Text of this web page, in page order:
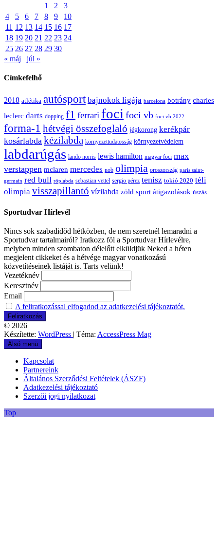
1 2
3
4
5 6 7 8 9
10
11 12 13 14 15 16 17
18 19 20 21 22 23 24
25 26 27 28 29 30
« máj
júl »
Címkefelhő
2018 atlétika autósport bajnokok ligája barcelona botrány charles
leclerc darts dopping f1 ferrari foci foci vb foci vb 2022
forma-1 hétvégi összefoglaló jégkorong kerékpár
kosárlabda kézilabda környezettudatosság környezetvédelem
labdarúgás lando norris lewis hamilton magyar foci max
verstappen mclaren mercedes nob olimpia oroszország paris saint-
germain red bull röplabda sebastian vettel sergio pérez tenisz tokió 2020 téli
olimpia visszapillantó vízilabda zöld sport átigazolások úszás
Sportudvar Hírlevél
Nincs sok szabadidőd hétközben, de nem szeretnél lemaradni a
Sportudvar tartalmairól? Iratkozz föl a Sportudvar Hírlevélre,
melyben minden szombaton délelőtt elküldjük Neked a héten
megjelent cikkeket és a hétvége magyar vonatkozású
közvetítéseinek listáját is. Tarts velünk!
Vezetéknév
Keresztnév
Email
A feliratkozással elfogadod az adatkezelési tájékoztatót.
© 2026
Készítette: WordPress | Téma: AccessPress Mag
Alsó menü
Kapcsolat
Partnereink
Általános Szerződési Feltételek (ÁSZF)
Adatkezelési tájékoztató
Szerzői jogi nyilatkozat
Top